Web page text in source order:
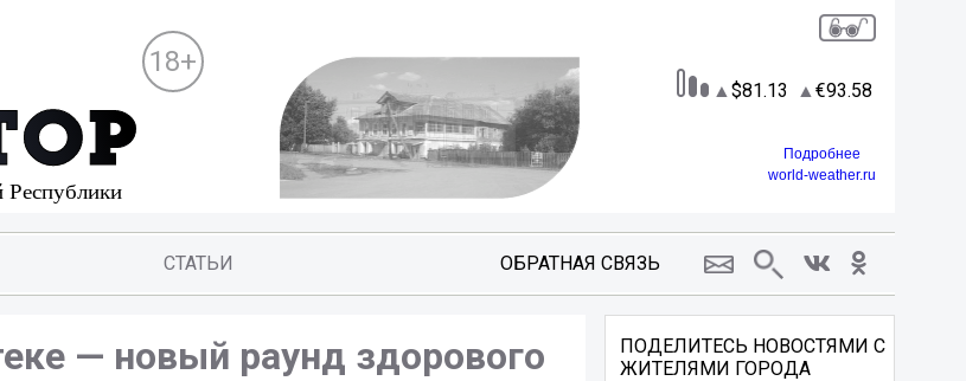
18+
81.13 93.58
Подробнее
world-weather.ru
СТАТЬИ ОБРАТНАЯ СВЯЗЬ
— новый раунд здорового
ПОДЕЛИТЕСЬ НОВОСТЯМИ С
ЖИТЕЛЯМИ ГОРОДА